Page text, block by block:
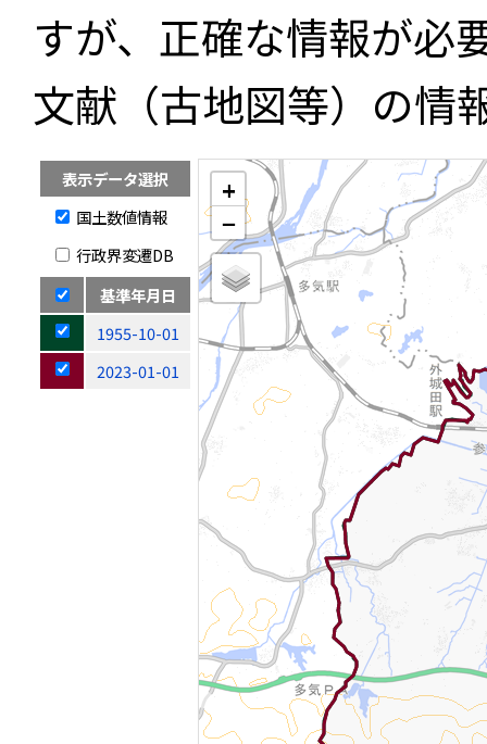
すが、正確な情報が必
文献（古地図等）の情
表示データ選択
国土数値情報
行政界変遷DB
基準年月日
1955-10-01
2023-01-01
+
−